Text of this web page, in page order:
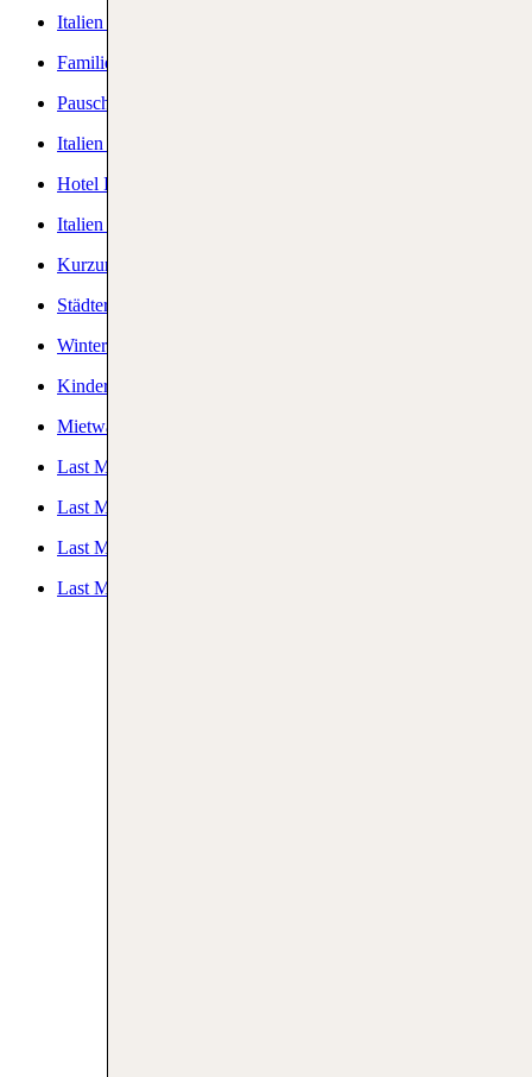
Italien Urlaub
Familienurlaub Italien
Pauschalreise Italien
Italien All Inclusive
Hotel Italien
Italien Urlaub am Meer
Kurzurlaub Italien
Städtereisen Italien
Winterurlaub Italien
Kinderhotel Italien
Mietwagen Italien
Last Minute Sardinien
Last Minute Sizilien
Last Minute Gardasee
Last Minute Rom